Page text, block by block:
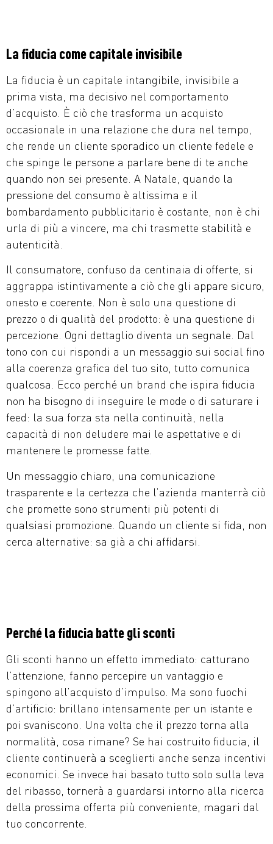
La fiducia come capitale invisibile
La fiducia è un capitale intangibile, invisibile a
prima vista, ma decisivo nel comportamento
d’acquisto. È ciò che trasforma un acquisto
occasionale in una relazione che dura nel tempo,
che rende un cliente sporadico un cliente fedele e
che spinge le persone a parlare bene di te anche
quando non sei presente. A Natale, quando la
pressione del consumo è altissima e il
bombardamento pubblicitario è costante, non è chi
urla di più a vincere, ma chi trasmette stabilità e
autenticità.
Il consumatore, confuso da centinaia di offerte, si
aggrappa istintivamente a ciò che gli appare sicuro,
onesto e coerente. Non è solo una questione di
prezzo o di qualità del prodotto: è una questione di
percezione. Ogni dettaglio diventa un segnale. Dal
tono con cui rispondi a un messaggio sui social fino
alla coerenza grafica del tuo sito, tutto comunica
qualcosa. Ecco perché un brand che ispira fiducia
non ha bisogno di inseguire le mode o di saturare i
feed: la sua forza sta nella continuità, nella
capacità di non deludere mai le aspettative e di
mantenere le promesse fatte.
Un messaggio chiaro, una comunicazione
trasparente e la certezza che l’azienda manterrà ciò
che promette sono strumenti più potenti di
qualsiasi promozione. Quando un cliente si fida, non
cerca alternative: sa già a chi affidarsi.
Perché la fiducia batte gli sconti
Gli sconti hanno un effetto immediato: catturano
l’attenzione, fanno percepire un vantaggio e
spingono all’acquisto d’impulso. Ma sono fuochi
d’artificio: brillano intensamente per un istante e
poi svaniscono. Una volta che il prezzo torna alla
normalità, cosa rimane? Se hai costruito fiducia, il
cliente continuerà a sceglierti anche senza incentivi
economici. Se invece hai basato tutto solo sulla leva
del ribasso, tornerà a guardarsi intorno alla ricerca
della prossima offerta più conveniente, magari dal
tuo concorrente.